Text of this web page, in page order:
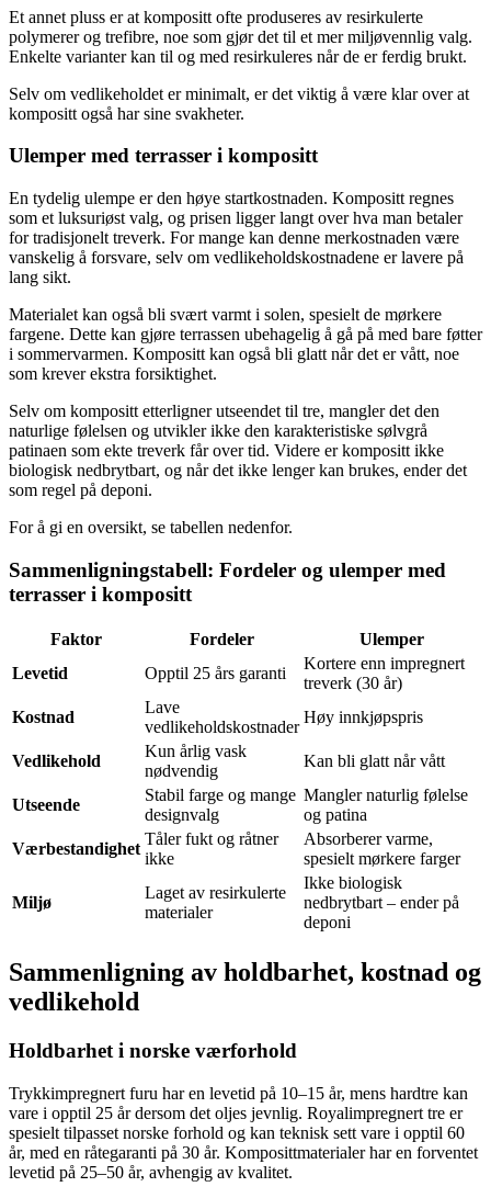
Et annet pluss er at kompositt ofte produseres av resirkulerte
polymerer og trefibre, noe som gjør det til et mer miljøvennlig valg.
Enkelte varianter kan til og med resirkuleres når de er ferdig brukt.
Selv om vedlikeholdet er minimalt, er det viktig å være klar over at
kompositt også har sine svakheter.
Ulemper med terrasser i kompositt
En tydelig ulempe er den høye startkostnaden. Kompositt regnes
som et luksuriøst valg, og prisen ligger langt over hva man betaler
for tradisjonelt treverk. For mange kan denne merkostnaden være
vanskelig å forsvare, selv om vedlikeholdskostnadene er lavere på
lang sikt.
Materialet kan også bli svært varmt i solen, spesielt de mørkere
fargene. Dette kan gjøre terrassen ubehagelig å gå på med bare føtter
i sommervarmen. Kompositt kan også bli glatt når det er vått, noe
som krever ekstra forsiktighet.
Selv om kompositt etterligner utseendet til tre, mangler det den
naturlige følelsen og utvikler ikke den karakteristiske sølvgrå
patinaen som ekte treverk får over tid. Videre er kompositt ikke
biologisk nedbrytbart, og når det ikke lenger kan brukes, ender det
som regel på deponi.
For å gi en oversikt, se tabellen nedenfor.
Sammenligningstabell: Fordeler og ulemper med
terrasser i kompositt
Faktor Fordeler
Ulemper
Levetid
Opptil 25 års garanti
Kortere enn impregnert
treverk (30 år)
Kostnad
Lave
vedlikeholdskostnader
Høy innkjøpspris
Vedlikehold
Kun årlig vask
nødvendig
Kan bli glatt når vått
Utseende
Stabil farge og mange
designvalg
Mangler naturlig følelse
og patina
Værbestandighet
Tåler fukt og råtner
ikke
Absorberer varme,
spesielt mørkere farger
Miljø
Laget av resirkulerte
materialer
Ikke biologisk
nedbrytbart – ender på
deponi
Sammenligning av holdbarhet, kostnad og
vedlikehold
Holdbarhet i norske værforhold
Trykkimpregnert furu har en levetid på 10–15 år, mens hardtre kan
vare i opptil 25 år dersom det oljes jevnlig. Royalimpregnert tre er
spesielt tilpasset norske forhold og kan teknisk sett vare i opptil 60
år, med en råtegaranti på 30 år. Komposittmaterialer har en forventet
levetid på 25–50 år, avhengig av kvalitet.